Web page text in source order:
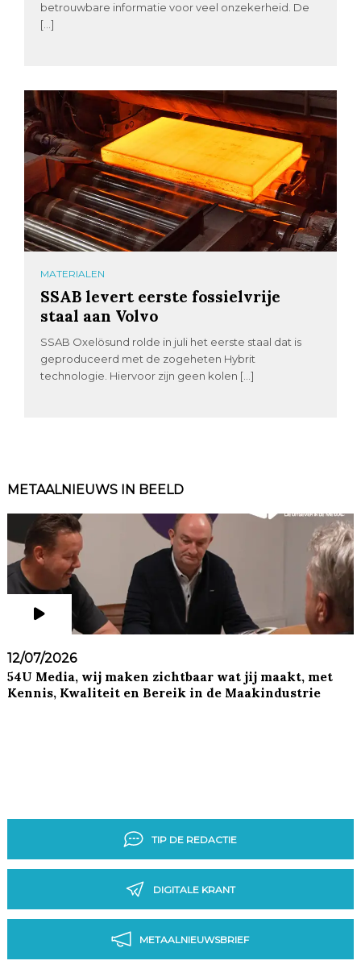
betrouwbare informatie voor veel onzekerheid. De
[…]
MATERIALEN
SSAB levert eerste fossielvrije
staal aan Volvo
SSAB Oxelösund rolde in juli het eerste staal dat is
geproduceerd met de zogeheten Hybrit
technologie. Hiervoor zijn geen kolen […]
METAALNIEUWS IN BEELD
12/07/2026
54U Media, wij maken zichtbaar wat jij maakt, met
Kennis, Kwaliteit en Bereik in de Maakindustrie
TIP DE REDACTIE
DIGITALE KRANT
METAALNIEUWSBRIEF